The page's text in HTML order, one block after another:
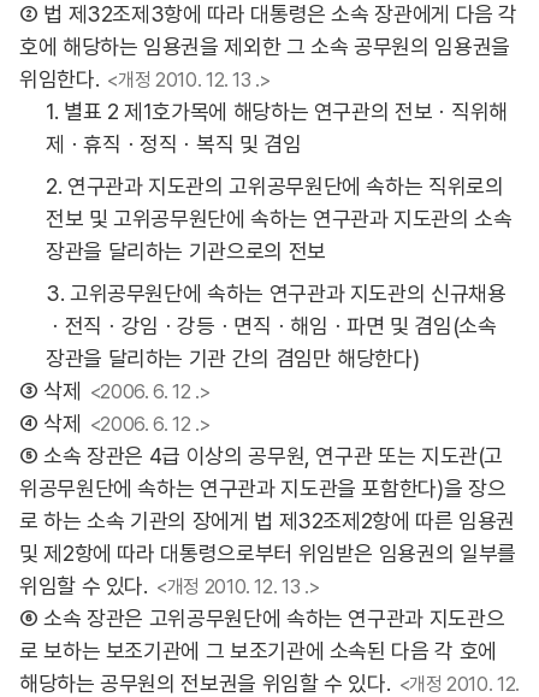
② 법 제32조제3항에 따라 대통령은 소속 장관에게 다음 각
호에 해당하는 임용권을 제외한 그 소속 공무원의 임용권을
위임한다. <개정 2010. 12. 13 .>
1. 별표 2 제1호가목에 해당하는 연구관의 전보ㆍ직위해
제ㆍ휴직ㆍ정직ㆍ복직 및 겸임
2. 연구관과 지도관의 고위공무원단에 속하는 직위로의
전보 및 고위공무원단에 속하는 연구관과 지도관의 소속
장관을 달리하는 기관으로의 전보
3. 고위공무원단에 속하는 연구관과 지도관의 신규채용
ㆍ전직ㆍ강임ㆍ강등ㆍ면직ㆍ해임ㆍ파면 및 겸임(소속
장관을 달리하는 기관 간의 겸임만 해당한다)
③ 삭제
<2006. 6. 12 .>
④ 삭제 <2006. 6. 12 .>
⑤ 소속 장관은 4급 이상의 공무원, 연구관 또는 지도관(고
위공무원단에 속하는 연구관과 지도관을 포함한다)을 장으
로 하는 소속 기관의 장에게 법 제32조제2항에 따른 임용권
및 제2항에 따라 대통령으로부터 위임받은 임용권의 일부를
위임할 수 있다. <개정 2010. 12. 13 .>
⑥ 소속 장관은 고위공무원단에 속하는 연구관과 지도관으
로 보하는 보조기관에 그 보조기관에 소속된 다음 각 호에
해당하는 공무원의 전보권을 위임할 수 있다. <개정 2010. 12.